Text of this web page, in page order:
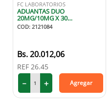
FC LABORATORIOS
ADUANTAS DUO
20MG/10MG X 30
COMPRIMIDOS
RECUBIERTOS
COD: 2121084
20.012,06
REF 26.45
＋
－ Agregar